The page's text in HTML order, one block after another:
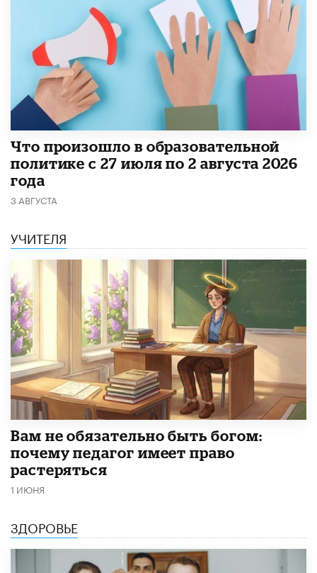
​Что произошло в образовательной
политике с 27 июля по 2 августа 2026
года
3 АВГУСТА
УЧИТЕЛЯ
​Вам не обязательно быть богом:
почему педагог имеет право
растеряться
1 ИЮНЯ
ЗДОРОВЬЕ